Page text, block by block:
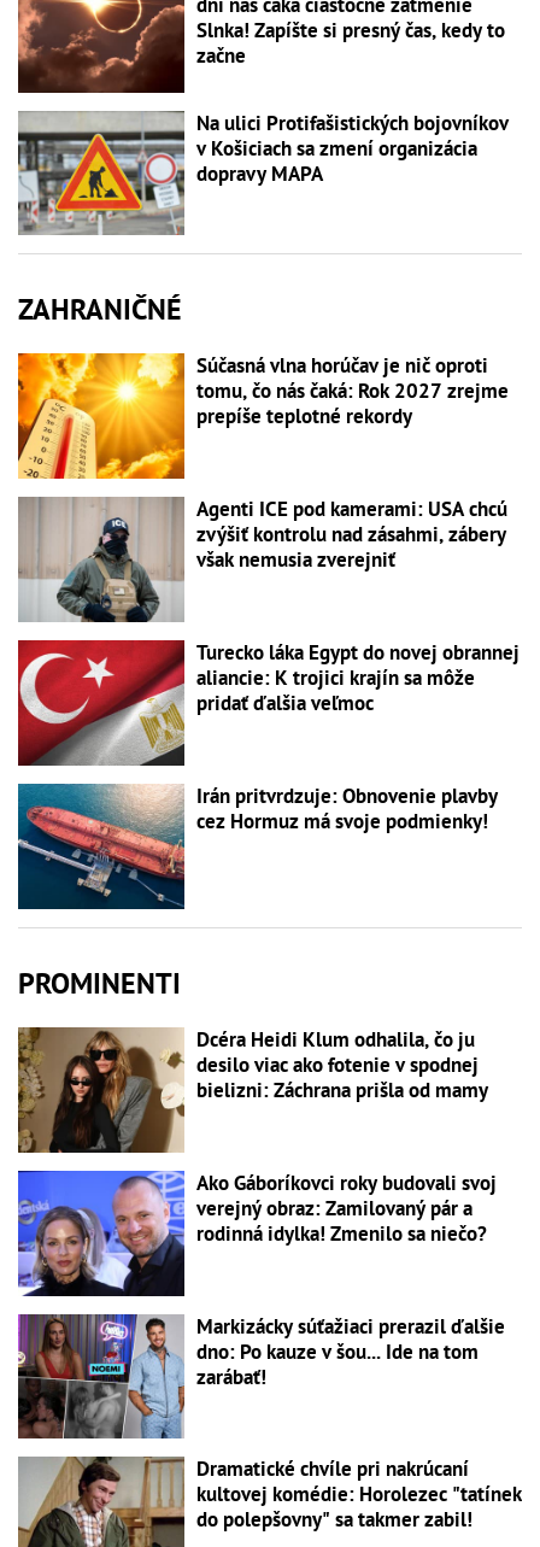
Slnka! Zapíšte si presný čas, kedy to
začne
Na ulici Protifašistických bojovníkov
v Košiciach sa zmení organizácia
dopravy MAPA
ZAHRANIČNÉ
Súčasná vlna horúčav je nič oproti
tomu, čo nás čaká: Rok 2027 zrejme
prepíše teplotné rekordy
Agenti ICE pod kamerami: USA chcú
zvýšiť kontrolu nad zásahmi, zábery
však nemusia zverejniť
Turecko láka Egypt do novej obrannej
aliancie: K trojici krajín sa môže
pridať ďalšia veľmoc
Irán pritvrdzuje: Obnovenie plavby
cez Hormuz má svoje podmienky!
PROMINENTI
Dcéra Heidi Klum odhalila, čo ju
desilo viac ako fotenie v spodnej
bielizni: Záchrana prišla od mamy
Ako Gáboríkovci roky budovali svoj
verejný obraz: Zamilovaný pár a
rodinná idylka! Zmenilo sa niečo?
Markizácky súťažiaci prerazil ďalšie
dno: Po kauze v šou... Ide na tom
zarábať!
Dramatické chvíle pri nakrúcaní
kultovej komédie: Horolezec "tatínek
do polepšovny" sa takmer zabil!